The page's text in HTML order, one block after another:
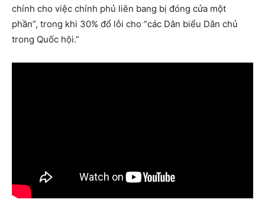
chính cho việc chính phủ liên bang bị đóng cửa một
phần”, trong khi 30% đổ lỗi cho “các Dân biểu Dân chủ
trong Quốc hội.”